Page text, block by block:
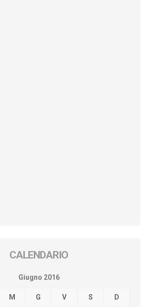
CALENDARIO
Giugno 2016
M G V S D